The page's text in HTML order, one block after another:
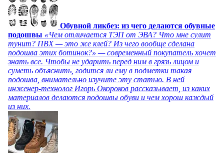
Обувной ликбез: из чего делаются обувные
подошвы «Чем отличается ТЭП от ЭВА? Что мне сулит
тунит? ПВХ — это же клей? Из чего вообще сделана
подошва этих ботинок?» — современный покупатель хочет
знать все. Чтобы не ударить перед ним в грязь лицом и
суметь объяснить, годится ли ему в подметки такая
подошва, внимательно изучите эту статью. В ней
инженер-технолог Игорь Окороков рассказывает, из каких
материалов делаются подошвы обуви и чем хорош каждый
из них.